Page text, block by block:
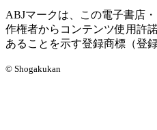
ABJマークは、この電子書店
作権者からコンテンツ使用許
あることを示す登録商標（登
© Shogakukan